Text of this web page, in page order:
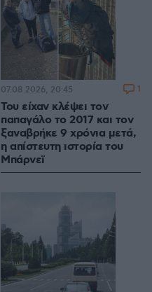
Του είχαν κλέψει τον
παπαγάλο το 2017 και τον
ξαναβρήκε 9 χρόνια μετά,
η απίστευτη ιστορία του
Μπάρνεϊ
07.08.2026, 20:45 1